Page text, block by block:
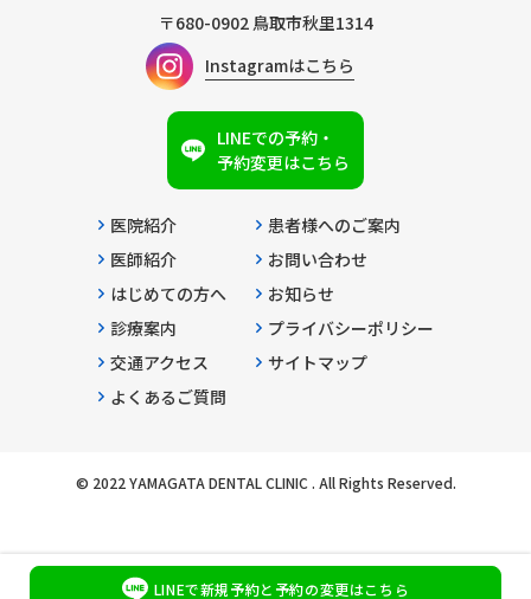
〒680-0902 鳥取市秋里1314
Instagramはこちら
LINEでの予約・
予約変更はこちら
医院紹介
医師紹介
はじめての方へ
診療案内
交通アクセス
よくあるご質問
患者様へのご案内
お問い合わせ
お知らせ
プライバシーポリシー
サイトマップ
© 2022 YAMAGATA DENTAL CLINIC . All Rights Reserved.
LINEで新規予約と予約の変更はこちら